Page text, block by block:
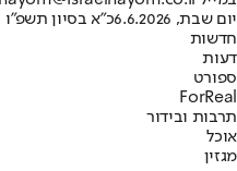
יום שבת, 6.6.2026
כ"א בסיון תשפ"ו
חדשות
דעות
ספורט
ForReal
תרבות ובידור
אוכל
מגזין